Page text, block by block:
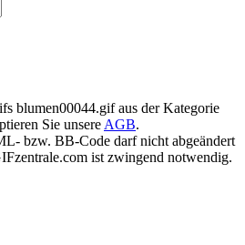
blumen00044.gif aus der Kategorie
Sie unsere AGB.
bzw. BB-Code darf nicht abgeändert
ist zwingend notwendig.